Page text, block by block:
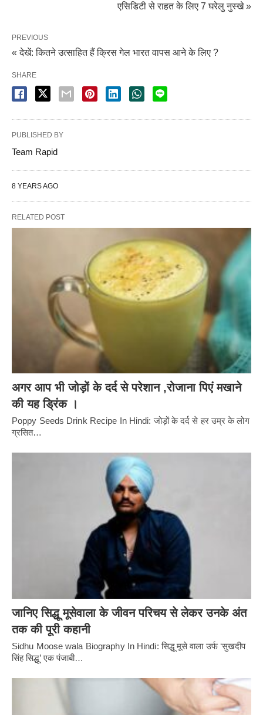
एसिडिटी से राहत के लिए 7 घरेलु नुस्खे »
PREVIOUS
« देखें: कितने उत्साहित हैं क्रिस गेल भारत वापस आने के लिए ?
SHARE
PUBLISHED BY
Team Rapid
8 YEARS AGO
RELATED POST
अगर आप भी जोड़ों के दर्द से परेशान ,रोजाना पिएं मखाने
की यह ड्रिंक ।
Poppy Seeds Drink Recipe In Hindi: जोड़ों के दर्द से हर उम्र के लोग
ग्रसित…
जानिए सिद्धू मूसेवाला के जीवन परिचय से लेकर उनके अंत
तक की पूरी कहानी
Sidhu Moose wala Biography In Hindi: सिद्धू मूसे वाला उर्फ ‘सुखदीप
सिंह सिद्धू’ एक पंजाबी…